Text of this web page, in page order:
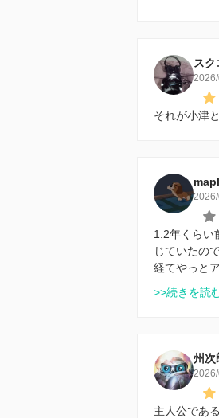
ス
それが小津
1.2年くらい
じていたの
経てやっと
>>続きを読
州次
主人公であ